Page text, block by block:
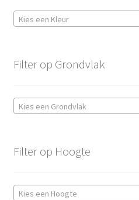
Kies een Kleur
Filter op Grondvlak
Kies een Grondvlak
Filter op Hoogte
Kies een Hoogte